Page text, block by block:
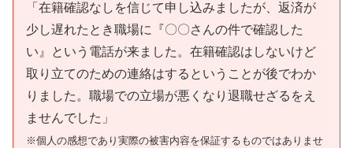
「在籍確認なしを信じて申し込みましたが、返済が
少し遅れたとき職場に『〇〇さんの件で確認した
い』という電話が来ました。在籍確認はしないけど
取り立てのための連絡はするということが後でわか
りました。職場での立場が悪くなり退職せざるをえ
ませんでした」
※個人の感想であり実際の被害内容を保証するものではありませ